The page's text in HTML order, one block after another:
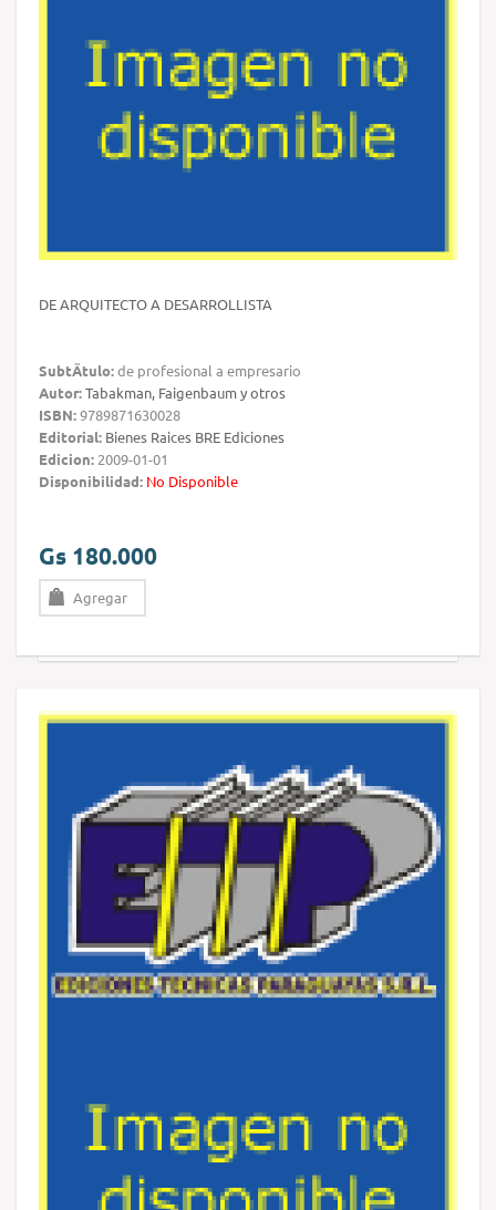
DE ARQUITECTO A DESARROLLISTA
SubtÃ­tulo:de profesional a empresario
Autor:Tabakman, Faigenbaum y otros
ISBN:9789871630028
Editorial: Bienes Raices BRE Ediciones
Edicion: 2009-01-01
Disponibilidad: No Disponible
Gs 180.000
Agregar